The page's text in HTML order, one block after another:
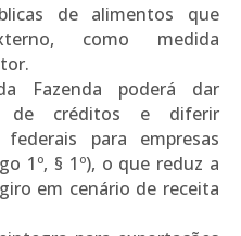
de alimentos que
como medida
Fazenda poderá dar
de créditos e diferir
para empresas
1º, § 1º), o que reduz a
em cenário de receita